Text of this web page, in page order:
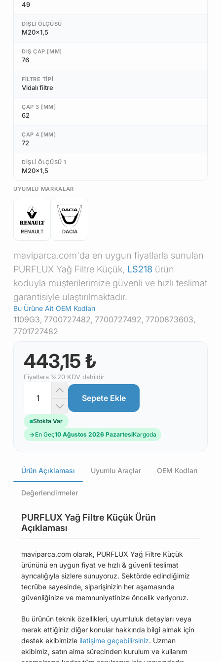
49
DIŞLI ÖLÇÜSÜ
M20x1,5
DIŞ ÇAP [MM]
76
FILTRE TIPI
Vidalı filtre
ÇAP 3 [MM]
62
ÇAP 4 [MM]
72
DIŞLI ÖLÇÜSÜ 1
M20x1,5
UYUMLU MARKALAR
RENAULT DACIA
maviparca.com'da en uygun fiyatlarla sunulan
PURFLUX Yağ Filtre Küçük, LS218 ürün
koduyla müşterilerimize güvenli ve hızlı teslimat
garantisiyle ulaştırılmaktadır.
Bu Ürüne Ait OEM Kodları
1109G3, 7700727482, 7700727492, 7700873603,
7701727482
443,15 ₺
Fiyatlara %20 KDV dahildir
Sepete Ekle
Stokta Var
En Geç10 Ağustos 2026 PazartesiKargoda
Ürün Açıklaması Uyumlu Araçlar OEM Kodları
Değerlendirmeler
PURFLUX Yağ Filtre Küçük Ürün
Açıklaması
maviparca.com olarak, PURFLUX Yağ Filtre Küçük
ürününü en uygun fiyat ve hızlı & güvenli teslimat
ayrıcalığıyla sizlere sunuyoruz. Sektörde edindiğimiz
tecrübe sayesinde, siparişinizin her aşamasında
güvenliğinize ve memnuniyetinize öncelik veriyoruz.
Bu ürünün teknik özellikleri, uyumluluk detayları veya
merak ettiğiniz diğer konular hakkında bilgi almak için
destek ekibimizle iletişime geçebilirsiniz. Uzman
ekibimiz, satın alma sürecinden kurulum ve kullanım